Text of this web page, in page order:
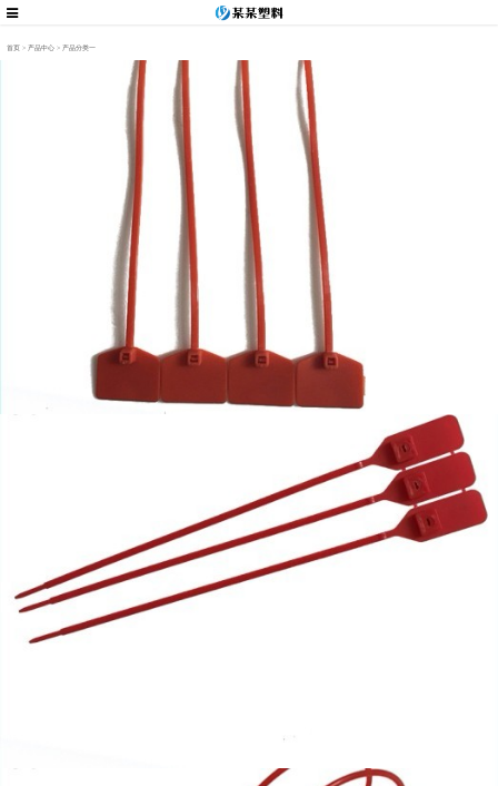
首页 > 产品中心 > 产品分类一